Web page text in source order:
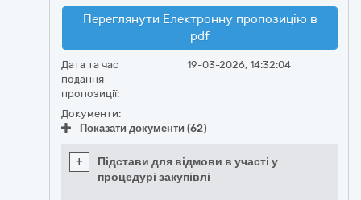
Переглянути Електронну пропозицію в
pdf
Дата та час
подання
пропозиції:
19-03-2026, 14:32:04
Документи:
Показати документи (62)
+
Підстави для відмови в участі у
процедурі закупівлі